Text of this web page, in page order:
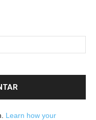
Learn how your